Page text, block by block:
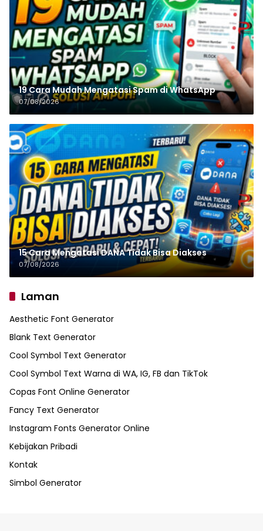
19 Cara Mudah Mengatasi Spam di WhatsApp
07/08/2026
15 Cara Mengatasi DANA Tidak Bisa Diakses
07/08/2026
Laman
Aesthetic Font Generator
Blank Text Generator
Cool Symbol Text Generator
Cool Symbol Text Warna di WA, IG, FB dan TikTok
Copas Font Online Generator
Fancy Text Generator
Instagram Fonts Generator Online
Kebijakan Pribadi
Kontak
Simbol Generator